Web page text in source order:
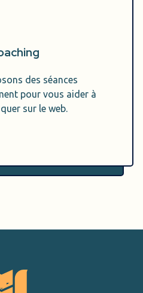
des séances
pour vous aider à
sur le web.